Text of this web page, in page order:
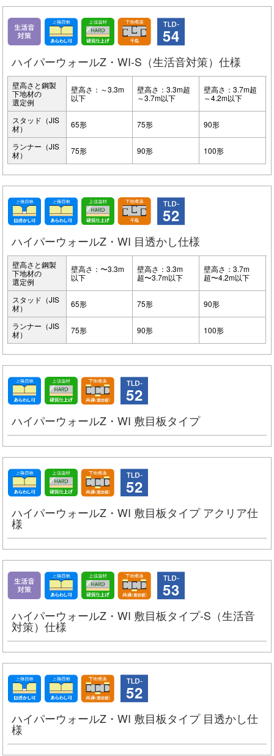
ハイパーウォールZ・WI-S（生活音対策）仕様
54
壁高さと鋼製
下地材の
選定例
壁高さ：～3.3m
以下
壁高さ：3.3m超
～3.7m以下
壁高さ：3.7m超
～4.2m以下
スタッド（JIS
材）
65形 75形 90形
ランナー（JIS
材）
75形 90形 100形
ハイパーウォールZ・WI 目透かし仕様
52
壁高さと鋼製
下地材の
選定例
壁高さ：〜3.3m
以下
壁高さ：3.3m
超〜3.7m以下
壁高さ：3.7m
超〜4.2m以下
スタッド（JIS
材）
65形 75形 90形
ランナー（JIS
材）
75形 90形 100形
ハイパーウォールZ・WI 敷目板タイプ
52
ハイパーウォールZ・WI 敷目板タイプ アクリア仕
様
52
ハイパーウォールZ・WI 敷目板タイプ-S（生活音
対策）仕様
53
ハイパーウォールZ・WI 敷目板タイプ 目透かし仕
様
52